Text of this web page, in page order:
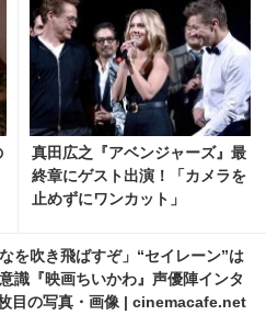
真田広之『アベンジャーズ』最
終章にゲスト出演！「カメラを
止めずにワンカット」
なを吹き飛ばすぞ」“セイレーン”は
識『映画ちいかわ』声優陣インタ
目の写真・画像 | cinemacafe.net